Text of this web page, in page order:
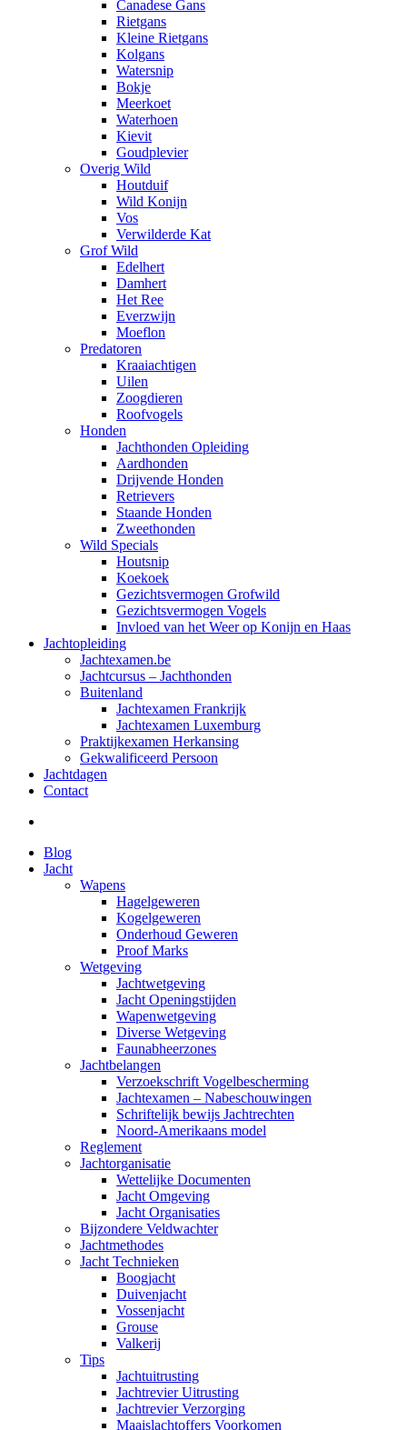
Canadese Gans
Rietgans
Kleine Rietgans
Kolgans
Watersnip
Bokje
Meerkoet
Waterhoen
Kievit
Goudplevier
Overig Wild
Houtduif
Wild Konijn
Vos
Verwilderde Kat
Grof Wild
Edelhert
Damhert
Het Ree
Everzwijn
Moeflon
Predatoren
Kraaiachtigen
Uilen
Zoogdieren
Roofvogels
Honden
Jachthonden Opleiding
Aardhonden
Drijvende Honden
Retrievers
Staande Honden
Zweethonden
Wild Specials
Houtsnip
Koekoek
Gezichtsvermogen Grofwild
Gezichtsvermogen Vogels
Invloed van het Weer op Konijn en Haas
Jachtopleiding
Jachtexamen.be
Jachtcursus – Jachthonden
Buitenland
Jachtexamen Frankrijk
Jachtexamen Luxemburg
Praktijkexamen Herkansing
Gekwalificeerd Persoon
Jachtdagen
Contact
Blog
Jacht
Wapens
Hagelgeweren
Kogelgeweren
Onderhoud Geweren
Proof Marks
Wetgeving
Jachtwetgeving
Jacht Openingstijden
Wapenwetgeving
Diverse Wetgeving
Faunabheerzones
Jachtbelangen
Verzoekschrift Vogelbescherming
Jachtexamen – Nabeschouwingen
Schriftelijk bewijs Jachtrechten
Noord-Amerikaans model
Reglement
Jachtorganisatie
Wettelijke Documenten
Jacht Omgeving
Jacht Organisaties
Bijzondere Veldwachter
Jachtmethodes
Jacht Technieken
Boogjacht
Duivenjacht
Vossenjacht
Grouse
Valkerij
Tips
Jachtuitrusting
Jachtrevier Uitrusting
Jachtrevier Verzorging
Maaislachtoffers Voorkomen